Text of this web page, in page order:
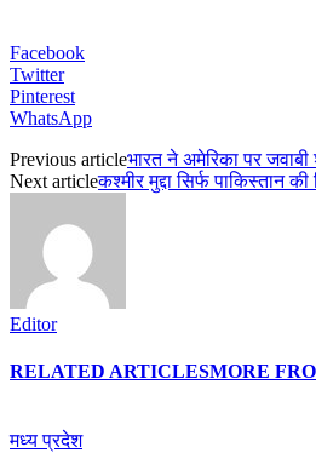
Facebook
Twitter
Pinterest
WhatsApp
Previous articleभारत ने अमेरिका पर
Next articleकश्मीर मुद्दा सिर्फ पाकिस्तान
Editor
RELATED ARTICLESMORE
मध्य प्रदेश